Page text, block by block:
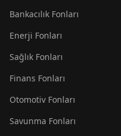
Bankacılık Fonları
Enerji Fonları
Sağlık Fonları
Finans Fonları
Otomotiv Fonları
Savunma Fonları